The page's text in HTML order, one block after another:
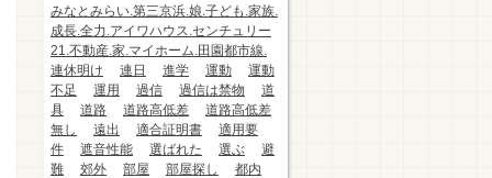
みなとみらい.第三京浜.娘.子ども.家族.
成長.全力.アイワハウス.センチュリー
21.不動産.家.マイホーム.田園都市線.
連休明け
連日 進学 運動
運動
不足
運用 過信 過信は禁物
道
具
道路 道路高低差
道路高低差
無し
遠出 適合証明書
適用要
件
遮音性能 選ばれた 選ぶ
避
難
郊外 部屋 部屋探し
都内